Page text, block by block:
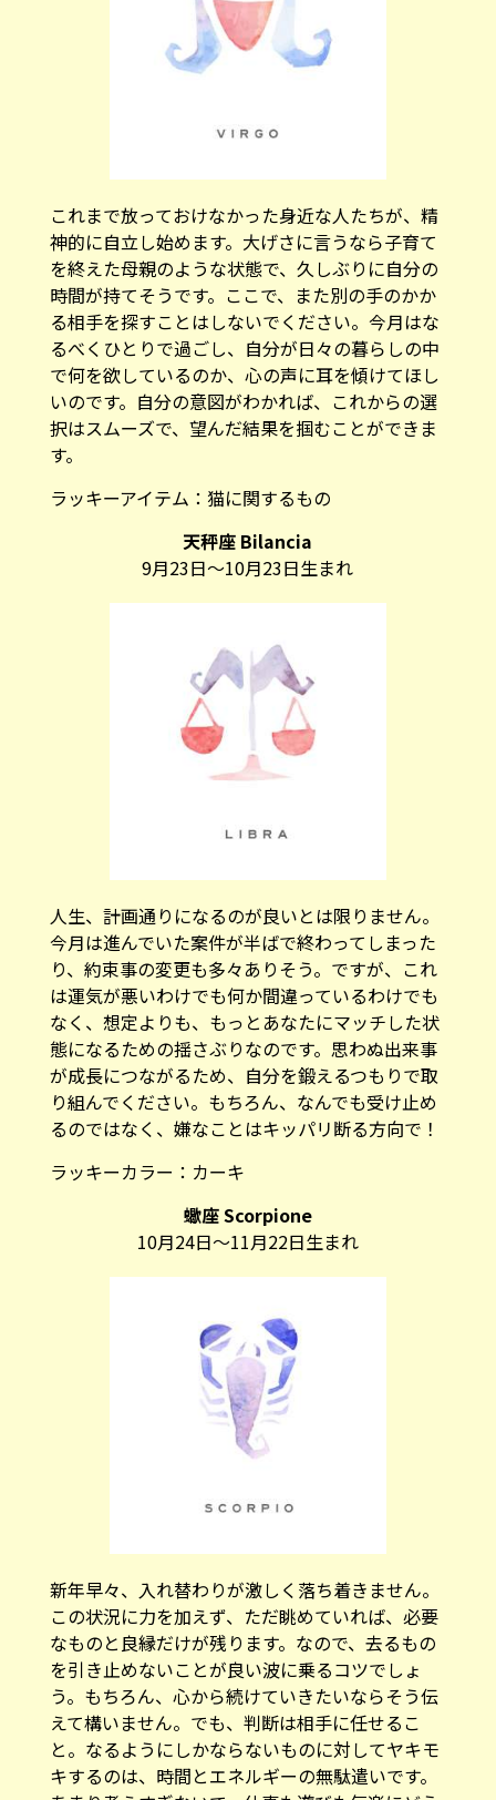
これまで放っておけなかった身近な人たちが、精
神的に自立し始めます。大げさに言うなら子育て
を終えた母親のような状態で、久しぶりに自分の
時間が持てそうです。ここで、また別の手のかか
る相手を探すことはしないでください。今月はな
るべくひとりで過ごし、自分が日々の暮らしの中
で何を欲しているのか、心の声に耳を傾けてほし
いのです。自分の意図がわかれば、これからの選
択はスムーズで、望んだ結果を掴むことができま
す。
ラッキーアイテム： 猫に関するもの
天秤座 Bilancia
9月23日～10月23日生まれ
人生、計画通りになるのが良いとは限りません。
今月は進んでいた案件が半ばで終わってしまった
り、約束事の変更も多々ありそう。ですが、これ
は運気が悪いわけでも何か間違っているわけでも
なく、想定よりも、もっとあなたにマッチした状
態になるための揺さぶりなのです。思わぬ出来事
が成長につながるため、自分を鍛えるつもりで取
り組んでください。もちろん、なんでも受け止め
るのではなく、嫌なことはキッパリ断る方向で！
ラッキーカラー： カーキ
蠍座 Scorpione
10月24日～11月22日生まれ
新年早々、入れ替わりが激しく落ち着きません。
この状況に力を加えず、ただ眺めていれば、必要
なものと良縁だけが残ります。なので、去るもの
を引き止めないことが良い波に乗るコツでしょ
う。もちろん、心から続けていきたいならそう伝
えて構いません。でも、判断は相手に任せるこ
と。なるようにしかならないものに対してヤキモ
キするのは、時間とエネルギーの無駄遣いです。